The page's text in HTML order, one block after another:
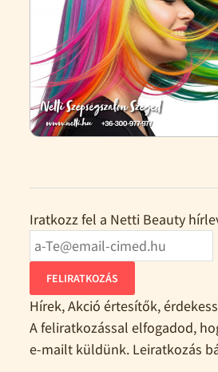
Iratkozz fel a Netti Beauty
FELIRATKOZÁS
Hírek, Akció értesítők,
A feliratkozással elfogadod,
e-mailt küldünk. Leiratkozás